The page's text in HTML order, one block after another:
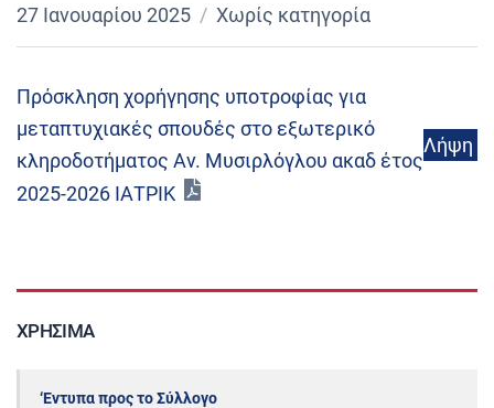
27 Ιανουαρίου 2025 Χωρίς κατηγορία
Πρόσκληση χορήγησης υποτροφίας για
μεταπτυχιακές σπουδές στο εξωτερικό
κληροδοτήματος Αν. Μυσιρλόγλου ακαδ έτος
2025-2026 ΙΑΤΡΙΚ
Λήψη
ΧΡΉΣΙΜΑ
‘Εντυπα προς το Σύλλογο